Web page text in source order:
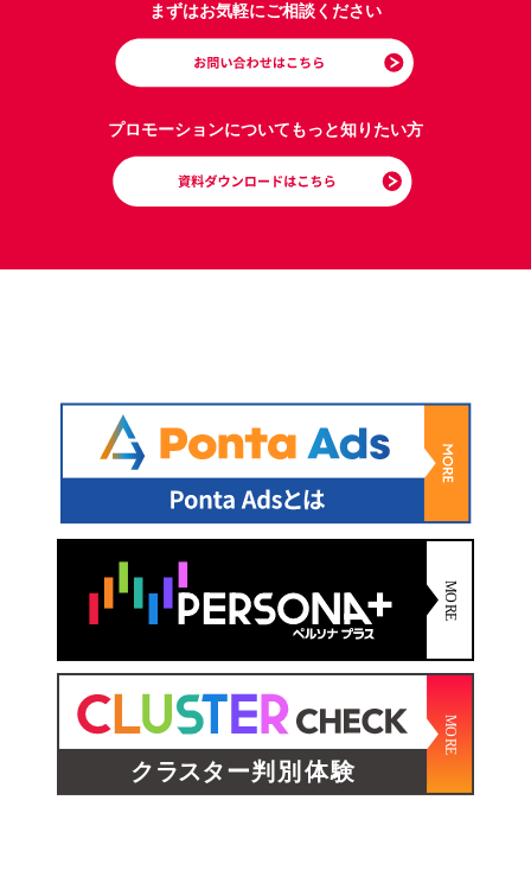
まずはお気軽にご相談ください
プロモーションについてもっと知りたい方